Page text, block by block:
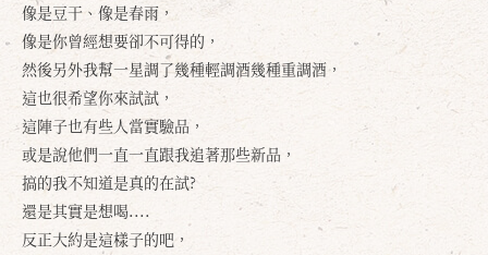
像是豆干、像是春雨，
像是你曾經想要卻不可得的，
然後另外我幫一星調了幾種輕調酒幾種重調酒，
這也很希望你來試試，
這陣子也有些人當實驗品，
或是說他們一直一直跟我追著那些新品，
搞的我不知道是真的在試?
還是其實是想喝....
反正大約是這樣子的吧，